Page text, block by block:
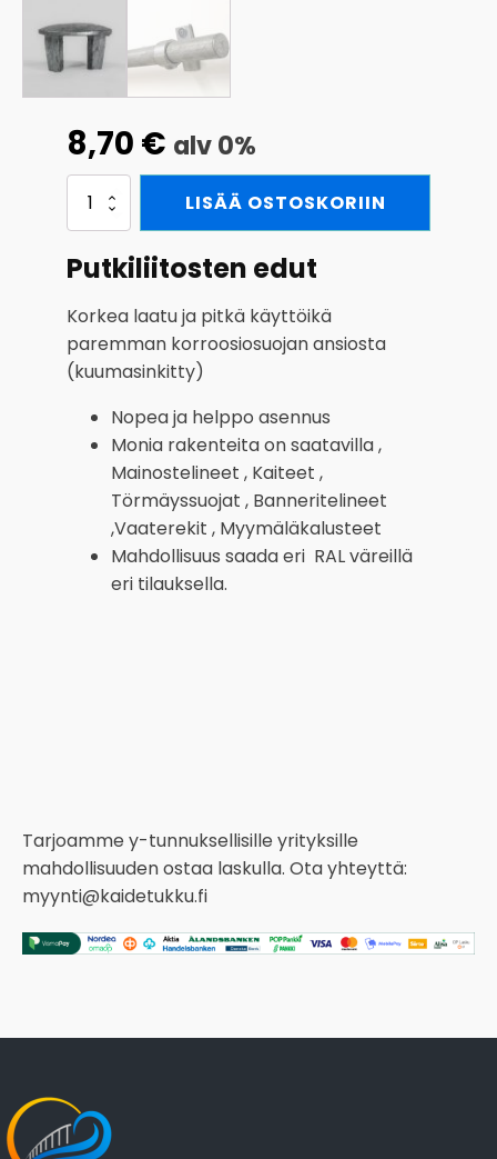
8,70 € alv 0%
Päätytulppa
terästä
60,3
mm
määrä
LISÄÄ OSTOSKORIIN
Putkiliitosten edut
Korkea laatu ja pitkä käyttöikä
paremman korroosiosuojan ansiosta
(kuumasinkitty)
Nopea ja helppo asennus
Monia rakenteita on saatavilla ,
Mainostelineet , Kaiteet ,
Törmäyssuojat , Banneritelineet
,Vaaterekit , Myymäläkalusteet
Mahdollisuus saada eri RAL väreillä
eri tilauksella.
Tarjoamme y-tunnuksellisille yrityksille
mahdollisuuden ostaa laskulla. Ota yhteyttä:
myynti@kaidetukku.fi